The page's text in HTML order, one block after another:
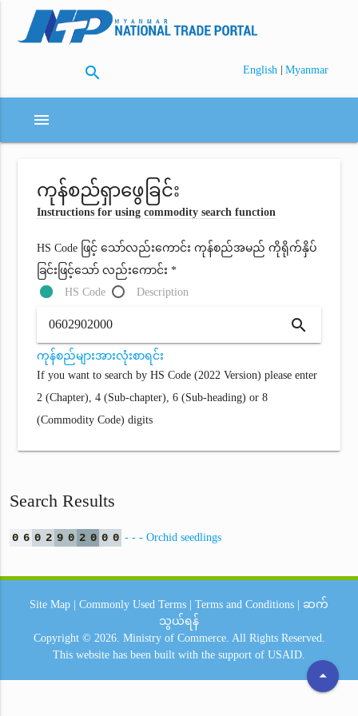
search English | Myanmar
menu
ကုန်စည်ရှာဖွေခြင်း
Instructions for using commodity search function
HS Code ဖြင့် သော်လည်းကောင်း ကုန်စည်အမည် ကိုရိုက်နှိပ်
ခြင်းဖြင့်သော် လည်းကောင်း *
HS Code
Description
search
ကုန်စည်များအားလုံးစာရင်း
If you want to search by HS Code (2022 Version) please enter
2 (Chapter), 4 (Sub-chapter), 6 (Sub-heading) or 8
(Commodity Code) digits
Search Results
0 6 0 2 9 0 2 0 0 0 - - - Orchid seedlings
arrow_drop_up
Site Map Commonly Used Terms Terms and Conditions
ဆက်
သွယ်ရန်
Copyright © 2026. Ministry of Commerce. All Rights Reserved.
This website has been built with the support of USAID.